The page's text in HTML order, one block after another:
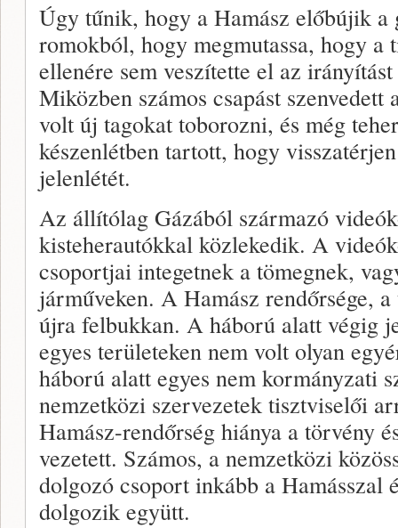
Úgy tűnik, hogy a Hamász előbújik a
romokból, hogy megmutassa, hogy a
ellenére sem veszítette el az
Miközben számos csapást
volt új tagokat toborozni, és még
készenlétben tartott, hogy
jelenlétét.
Az állítólag Gázából származó
kisteherautókkal közlekedik. A
csoportjai integetnek a tömegnek,
járműveken. A Hamász rendőrsége,
újra felbukkan. A háború alatt végig
egyes területeken nem volt olyan
háború alatt egyes nem kormányzati
nemzetközi szervezetek tisztviselői
Hamász-rendőrség hiánya a törvény
vezetett. Számos, a nemzetközi
dolgozó csoport inkább a Hamásszal
dolgozik együtt.